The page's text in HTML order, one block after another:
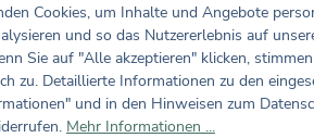
Bewertungen nur in der aktuellen Sprache
Keine Bewertungen gefunden.
Cookies, um Inhalte und Angebote
und so das Nutzererlebnis auf
Sie auf "Alle akzeptieren" klicken,
zu. Detaillierte Informationen zu den
und in den Hinweisen zum
Mehr Informationen ...